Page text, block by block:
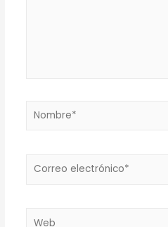
Nombre*
Correo
Web